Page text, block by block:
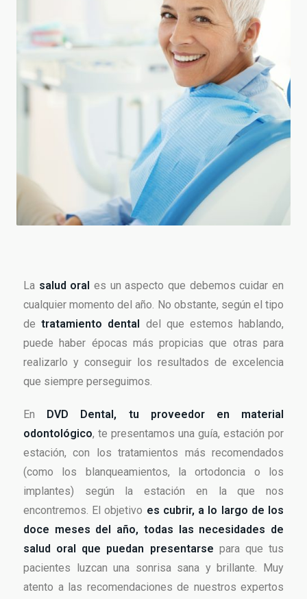
La salud oral es un aspecto que debemos cuidar en
cualquier momento del año. No obstante, según el tipo
detratamiento dental
del que estemos hablando,
puede haber épocas más propicias que otras para
realizarlo y conseguir los resultados de excelencia
que siempre perseguimos.
En
DVD Dental, tu proveedor en material
odontológico, te presentamos una guía, estación por
estación, con los tratamientos más recomendados
(como los blanqueamientos, la ortodoncia o los
implantes) según la estación en la que nos
encontremos. El objetivo es cubrir, a lo largo de los
doce meses del año, todas las necesidades de
salud oral que puedan presentarse para que tus
pacientes luzcan una sonrisa sana y brillante. Muy
atento a las recomendaciones de nuestros expertos